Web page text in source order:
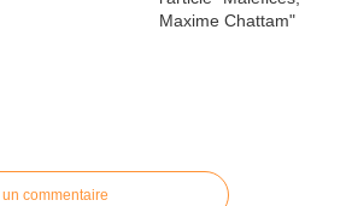
commentaire